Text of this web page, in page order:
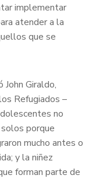
implementar
atender a la
que se
Giraldo,
Refugiados –
no
porque
mucho antes o
y la niñez
forman parte de